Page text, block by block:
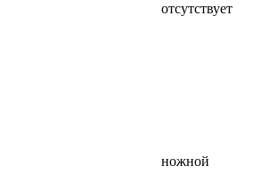
отсутствует
ножной